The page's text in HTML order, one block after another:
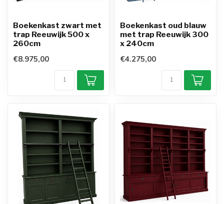
Boekenkast zwart met
trap Reeuwijk 500 x
260cm
€8.975,00
Boekenkast oud blauw
met trap Reeuwijk 300
x 240cm
€4.275,00